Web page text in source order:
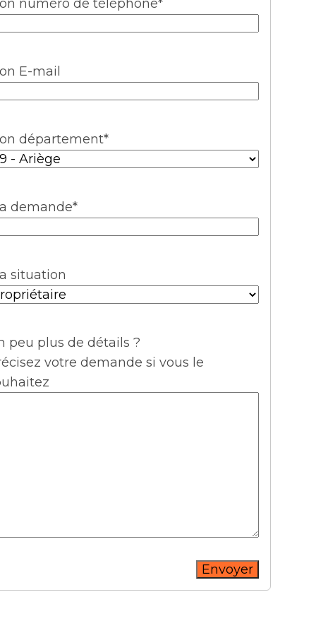
numéro de téléphone*
E-mail
département*
demande*
situation
peu plus de détails ?
votre demande si vous le
Envoyer